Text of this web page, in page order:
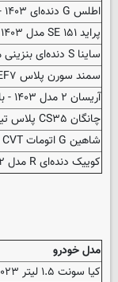
اطلس G دنده‌ای ۱۴۰۳ - بازار
پراید SE ۱۵۱ مدل ۱۴۰۳ - سایپا - بازار
ساینا S دنده‌ای بنزینی مدل ۱۴۰۳ - سایپا - بازار
سمند سورن پلاس EF۷ بنزینی ۱۴۰۳ - بازار
آریسان ۲ مدل ۱۴۰۳ - بازار
چانگان CS۳۵ پلاس تیپ ۳ -۲۰۲۴ - بازار
شاهین G اتومات CVT مدل ۱۴۰۳ - بازار
کوییک دنده‌ای R مدل ۱۴۰۲ - بازار
مدل خودرو
کیا سونت ۱.۵ لیتر ۲۰۲۳